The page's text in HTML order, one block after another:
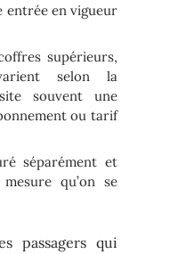
entrée en vigueur
supérieurs,
selon la
souvent une
ou tarif
séparément et
qu’on se
passagers qui